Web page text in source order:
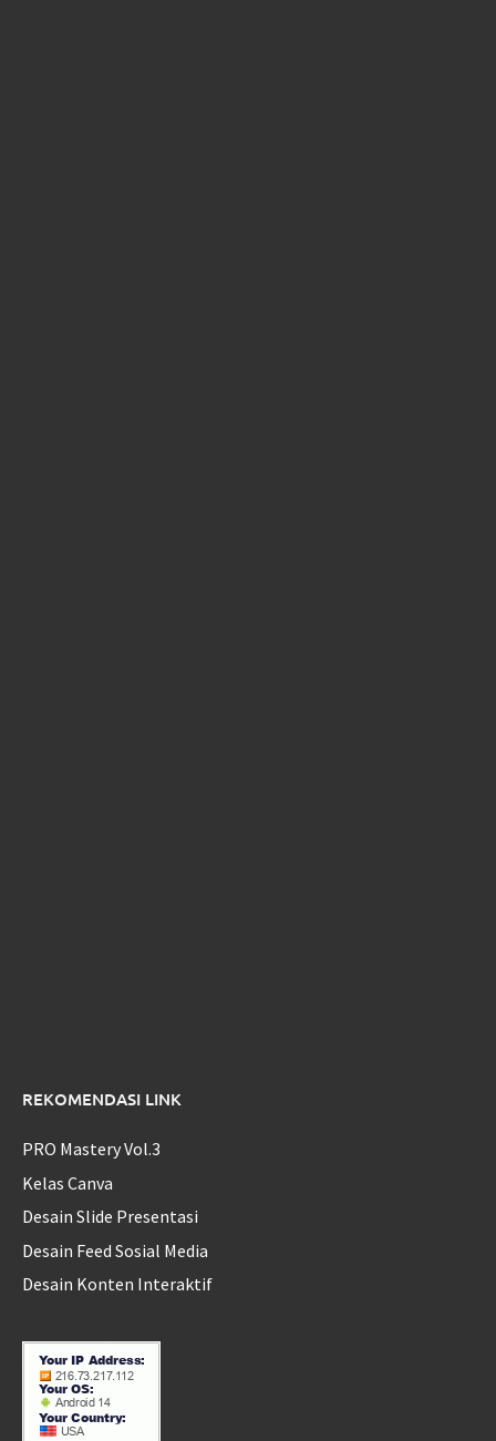
REKOMENDASI LINK
PRO Mastery Vol.3
Kelas Canva
Desain Slide Presentasi
Desain Feed Sosial Media
Desain Konten Interaktif